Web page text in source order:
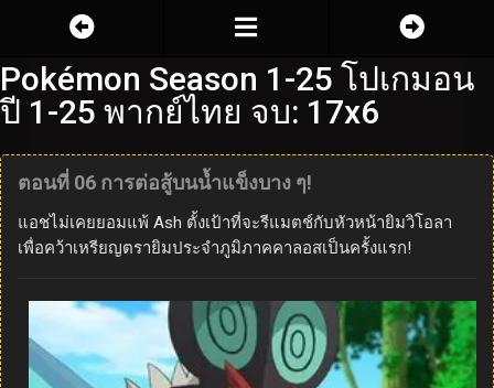
Pokémon Season 1-25 โปเกมอน
ปี 1-25 พากย์ไทย จบ: 17x6
ตอนที่ 06 การต่อสู้บนน้ำแข็งบาง ๆ!
แอชไม่เคยยอมแพ้ Ash ตั้งเป้าที่จะรีแมตช์กับหัวหน้ายิมวิโอลา
เพื่อคว้าเหรียญตรายิมประจำภูมิภาคคาลอสเป็นครั้งแรก!